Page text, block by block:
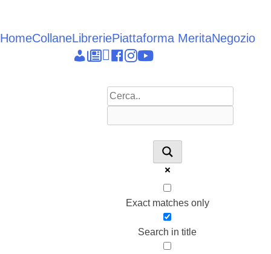
contenuto
HomeCollaneLibreriePiattaforma MeritaNegozio
Epieikeia
Dettagli
News
Linkedin
facebook
instagram
youtube
Exact matches only
Search in title